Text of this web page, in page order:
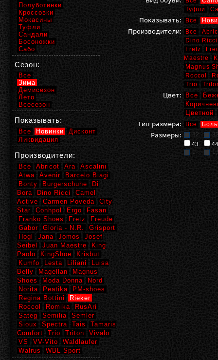
Туфли
Показывать: Все
Производители: Все
Dino Ricci
Fretz
Maestre
Magnus
Roccol
Trio
Цвет: Все
Цветной
Тип размера:
Все
Размеры: 32
43
44
1
Полуботинки
Кроссовки
Мокасины
Туфли
Сандали
Босоножки
Сабо
Сезон:
Все
Зима
Демисезон
Лето
Всесезон
Показывать:
Все Новинки
Дисконт
Ликвидация
Производители:
Все Abricot Ara
Ascalini
Atwa
Avenir
Barcelo Biagi
Bonty
Burgerschuhe
Di
Bora
Dino Ricci
Camel
Active
Carmen Poveda
City
Star
Conhpol Ergo
Fasan
Franko Shoes
Fretz
Freude
Gabor
Gloria - N.R.
Grisport
Hogl
Jana Jomos
Josef
Seibel
Juan Maestre
King
Paolo
KingShoe
Krisbut
Kumfo
Lesta Liliani
Luisa
Belly
Magellan
Magnus
Shoes
Moda Donna
Nord
Norita
Peatika
PM-shoes
Regina Bottini
Rieker
Roccol
Romika
RusAri
Sateg
Semilia
Semler
Sioux
Spectra Tais
Tamaris
Comfort
Trio Triton
Vivalo
VS
VV-Vito
Waldlaufer
Walrus
WBL Sport